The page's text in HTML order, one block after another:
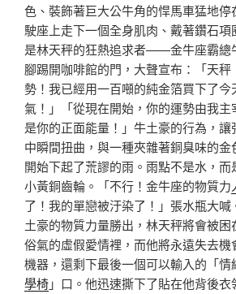
色、裝飾著巨大公牛角的悍馬車猛地停
駛座上走下一個全身肌肉、戴著鑽石項
是林天秤的狂熱追求者——金牛座霸總
腳踢開咖啡館的門，大聲宣布：「天秤
勢！我已經用一百噸的純金箔買下了今
氣！」「從現在開始，你的運勢由我
是你的正面能量！」牛土豪的行為，讓
中瞬間扭曲，與一種夾雜著銅臭味的金
開始下起了荒謬的雨。雨點不是水，
小黃銅齒輪。「不行！金牛座的物質力
了！我的單戀被汙染了！」張水瓶大
土豪的物質力量勝出，林天秤將會被困
俗氣的虛假愛情裡，而他將永遠失去機
機器，還剩下最後一個可以輸入的「情
學椅」口。他迅速撕下了貼在他背後